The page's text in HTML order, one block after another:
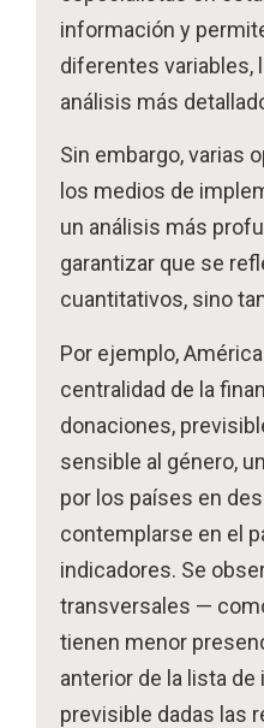
información y
diferentes variables,
análisis más
Sin embargo, varias
los medios de
un análisis más
garantizar que se
cuantitativos, sino
Por ejemplo,
centralidad de la
donaciones,
sensible al género,
por los países en
contemplarse en el
indicadores. Se
transversales —
tienen menor
anterior de la lista de
previsible dadas las